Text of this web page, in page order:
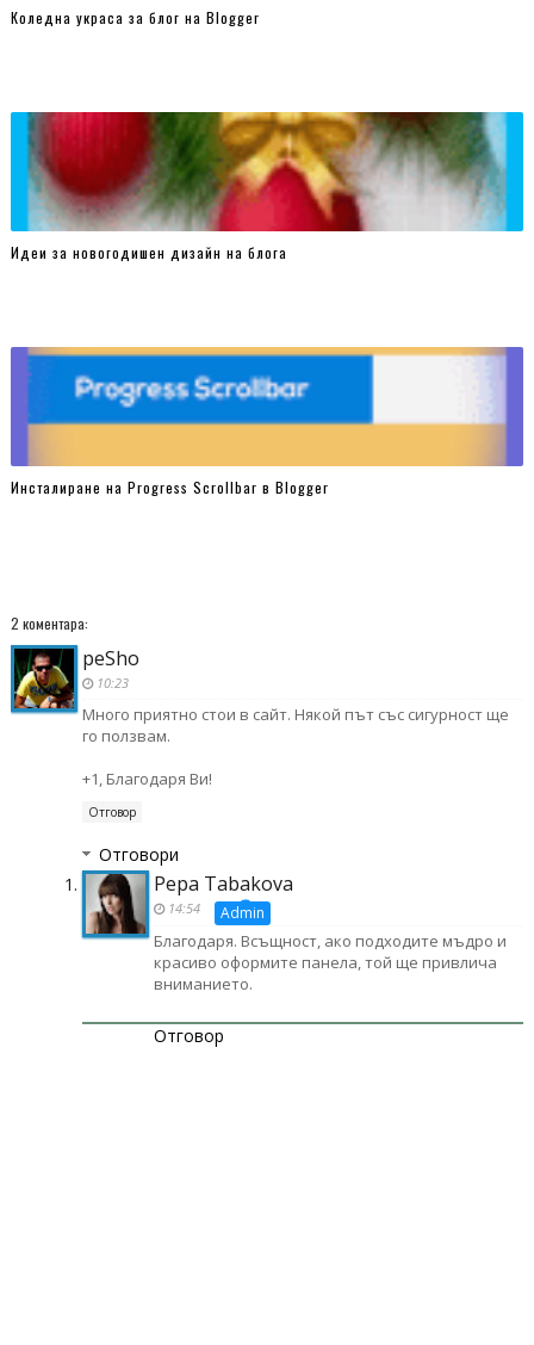
});
<div id="sticky-footer">
<a href=" https://www.blogzablogove.com"
target="_blank"> Благодаря за посещението!!! Очаквам Ви
пак!!!
Коледна украса за блог на Blogger
Идеи за новогодишен дизайн на блога
Инсталиране на Progress Scrollbar в Blogger
2 коментара:
peSho
10:23
Много приятно стои в сайт. Някой път със сигурност ще
го ползвам.
+1, Благодаря Ви!
Отговор
Отговори
Pepa Tabakova
14:54
Благодаря. Всъщност, ако подходите мъдро и
красиво оформите панела, той ще привлича
вниманието.
Отговор